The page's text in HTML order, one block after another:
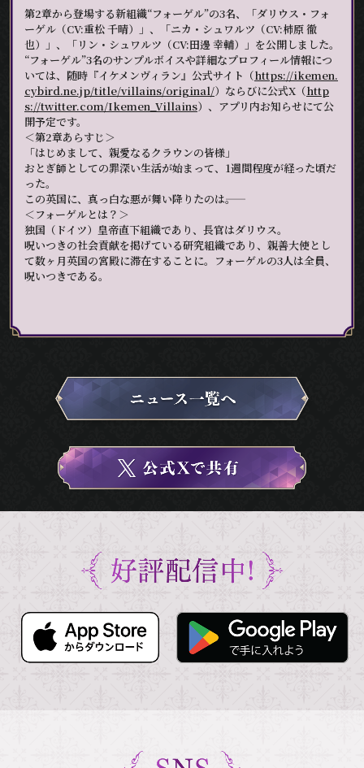
第2章から登場する新組織“フォーゲル”の3名、「ダリウス・フォ
ーゲル（CV:重松 千晴）」、「ニカ・シュワルツ（CV:柿原 徹
也）」、「リン・シュワルツ（CV:田邊 幸輔）」を公開しました。
“フォーゲル”3名のサンプルボイスや詳細なプロフィール情報につ
いては、随時『イケメンヴィラン』公式サイト（https://ikemen.
cybird.ne.jp/title/villains/original/）ならびに公式X（http
s://twitter.com/Ikemen_Villains）、アプリ内お知らせにて公
開予定です。
＜第2章あらすじ＞
「はじめまして、親愛なるクラウンの皆様」
おとぎ師としての罪深い生活が始まって、1週間程度が経った頃だ
った。
この英国に、真っ白な悪が舞い降りたのは――。
＜フォーゲルとは？＞
独国（ドイツ）皇帝直下組織であり、長官はダリウス。
呪いつきの社会貢献を掲げている研究組織であり、親善大使とし
て数ヶ月英国の宮殿に滞在することに。フォーゲルの3人は全員、
呪いつきである。